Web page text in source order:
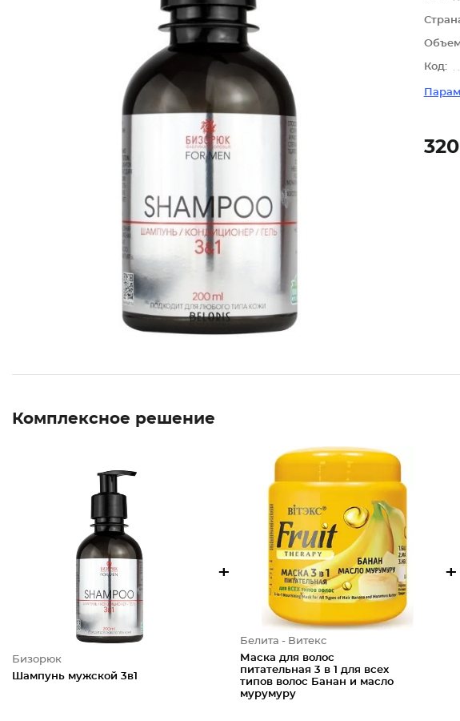
Код:
Комплексное решение
Бизорюк
Шампунь мужской 3в1
+
Белита - Витекс
Маска для волос
питательная 3 в 1 для всех
типов волос Банан и масло
мурумуру
+